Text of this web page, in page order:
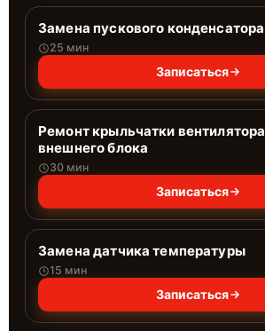
Замена пускового конденсатора
25 мин
Записаться
Ремонт крыльчатки вентилятора
внешнего блока
30 мин
Записаться
Замена датчика температуры
15 мин
Записаться